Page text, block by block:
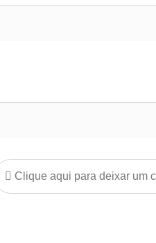
Clique aqui para deixar um